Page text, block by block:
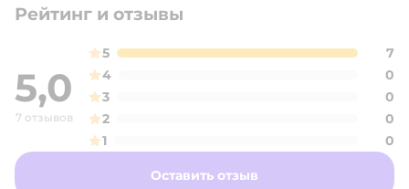
Рейтинг и отзывы
5,0
7 отзывов
5
7
4
0
3
0
2
0
1
0
Оставить отзыв